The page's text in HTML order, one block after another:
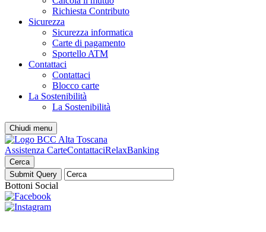
Richiesta Contributo
Sicurezza
Sicurezza informatica
Carte di pagamento
Sportello ATM
Contattaci
Contattaci
Blocco carte
La Sostenibilità
La Sostenibilità
Chiudi menu
Assistenza CarteContattaciRelaxBanking
Cerca
Bottoni Social